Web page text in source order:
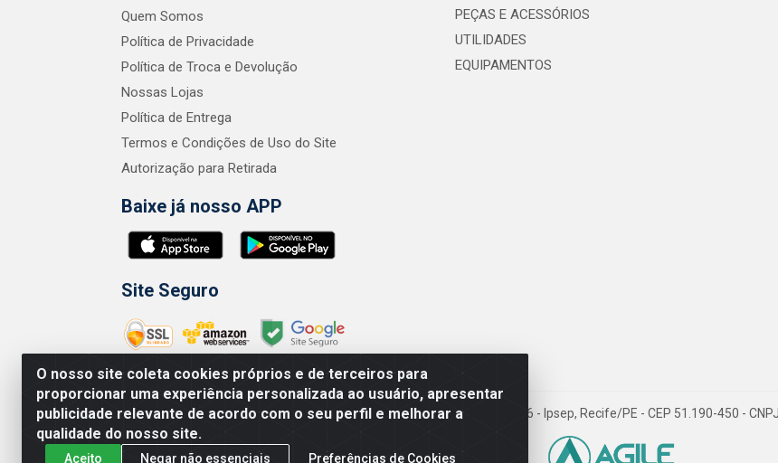
O nosso site coleta cookies próprios e de terceiros para
proporcionar uma experiência personalizada ao usuário, apresentar
publicidade relevante de acordo com o seu perfil e melhorar a
qualidade do nosso site.
Aceito Negar não essenciais Preferências de Cookies
Quem Somos
Política de Privacidade
Política de Troca e Devolução
Nossas Lojas
Política de Entrega
Termos e Condições de Uso do Site
Autorização para Retirada
Baixe já nosso APP
Site Seguro
PEÇAS E ACESSÓRIOS
UTILIDADES
EQUIPAMENTOS
Zero Grau - Rua Jean Emile Favre, 746 - Ipsep, Recife/PE - CEP 51.190-450 -